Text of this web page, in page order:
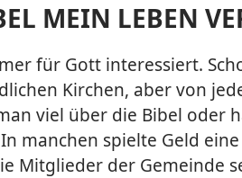
MEIN LEBEN
für Gott interessiert.
Kirchen, aber von
viel über die Bibel oder
manchen spielte Geld
Mitglieder der Gemeinde